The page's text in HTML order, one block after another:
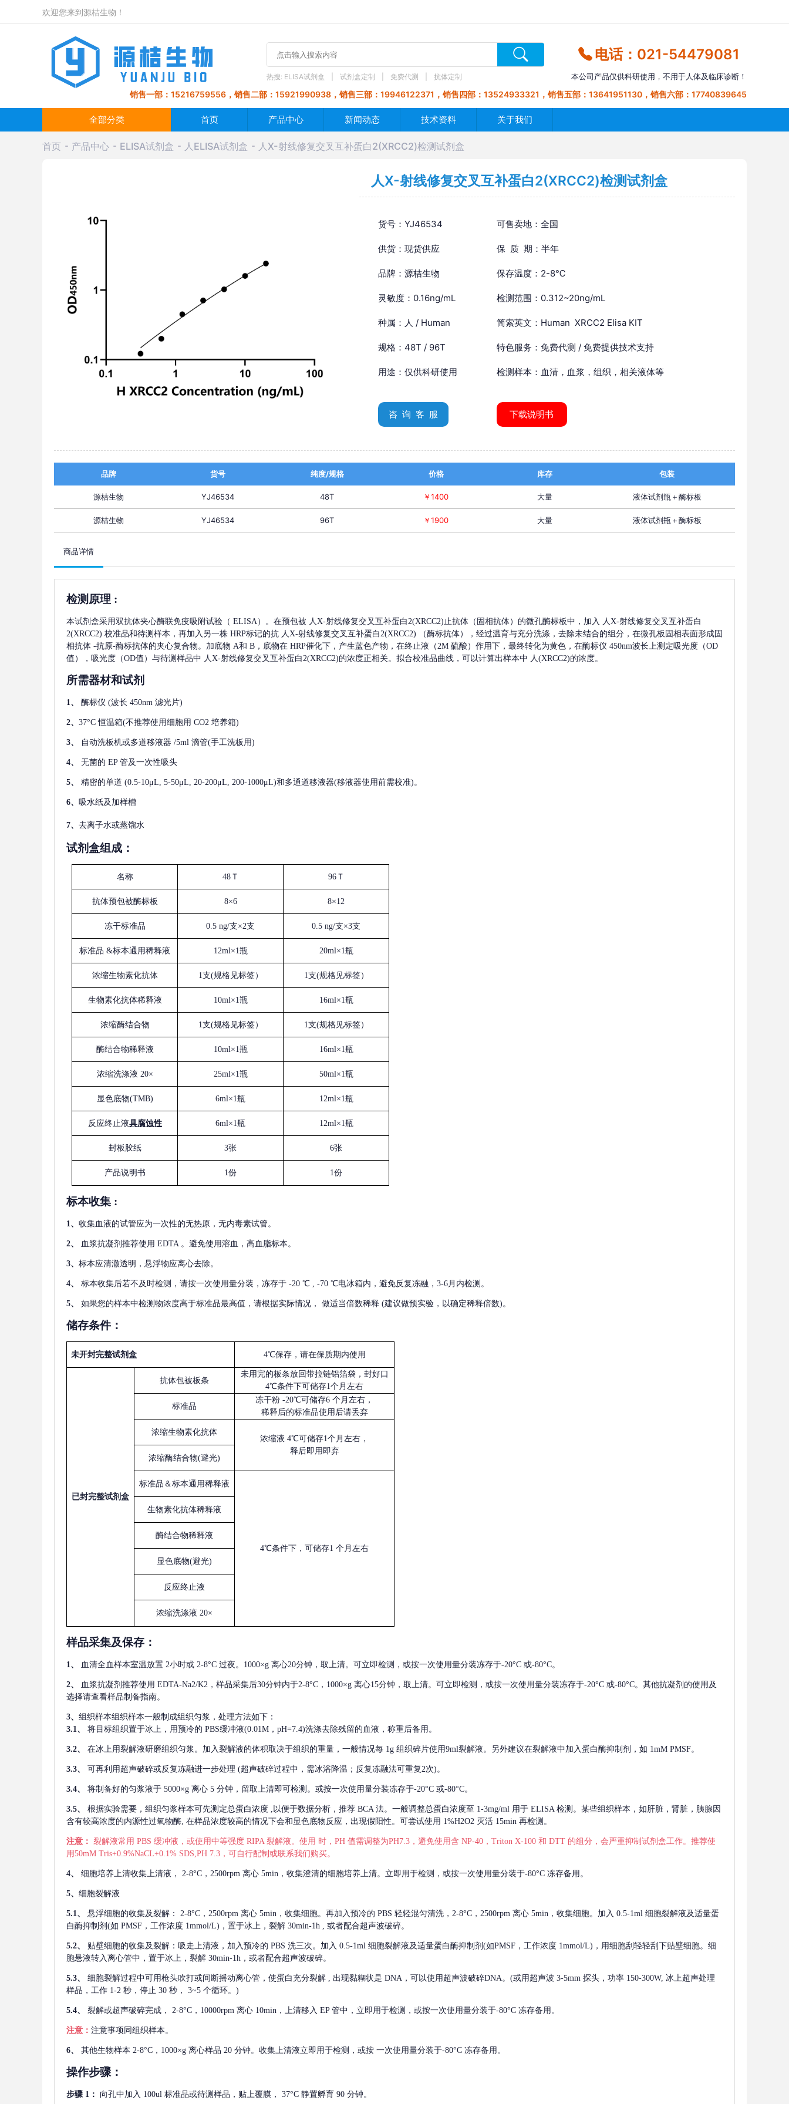
欢迎您来到源桔生物！
热搜: ELISA试剂盒 试剂盒定制 免费代测 抗体定制
电话：021-54479081
本公司产品仅供科研使用，不用于人体及临床诊断！
销售一部：15216759556，销售二部：15921990938，销售三部：19946122371，销售四部：13524933321，销售五部：13641951130，销售六部：17740839645
全部分类 首页 产品中心 新闻动态 技术资料 关于我们
首页 产品中心 ELISA试剂盒 人ELISA试剂盒 人X-射线修复交叉互补蛋白2(XRCC2)检测试剂盒
人X-射线修复交叉互补蛋白2(XRCC2)检测试剂盒
货号：YJ46534 可售卖地：全国
供货：现货供应 保 质 期：半年
品牌：源桔生物 保存温度：2-8℃
灵敏度：0.16ng/mL 检测范围：0.312~20ng/mL
种属：人 / Human 简索英文：Human XRCC2 Elisa KIT
规格：48T / 96T 特色服务：免费代测 / 免费提供技术支持
用途：仅供科研使用 检测样本：血清，血浆，组织，相关液体等
咨 询 客 服 下载说明书
品牌 货号 纯度/规格 价格 库存 包装
源桔生物 YJ46534 48T ￥1400 大量 液体试剂瓶＋酶标板
源桔生物 YJ46534 96T ￥1900 大量 液体试剂瓶＋酶标板
商品详情
检测原理 :
本试剂盒采用双抗体夹心酶联免疫吸附试验（ ELISA）。在预包被 人X-射线修复交叉互补蛋白2(XRCC2)止抗体（固相抗体）的微孔酶标板中，加入 人X-射线修复交叉互补蛋白
2(XRCC2) 校准品和待测样本，再加入另一株 HRP标记的抗 人X-射线修复交叉互补蛋白2(XRCC2)
（酶标抗体），经过温育与充分洗涤，去除未结合的组分，在微孔板固相表面形成固
相抗体 -抗原-酶标抗体的夹心复合物。加底物 A和 B，底物在 HRP催化下，产生蓝色产物，在终止液（2M 硫酸）作用下，最终转化为黄色，在酶标仪 450nm波长上测定吸光度（OD
值），吸光度（OD值）与待测样品中 人X-射线修复交叉互补蛋白2(XRCC2)的浓度正相关。拟合校准品曲线，可以计算出样本中 人(XRCC2)的浓度。
所需器材和试剂
1、 酶标仪 (波长 450nm 滤光片)
2、 37°C 恒温箱(不推荐使用细胞用 CO2 培养箱)
3、 自动洗板机或多道移液器 /5ml 滴管(手工洗板用)
4、 无菌的 EP 管及一次性吸头
5、 精密的单道 (0.5-10μL, 5-50μL, 20-200μL, 200-1000μL)和多通道移液器(移液器使用前需校准)。
6、 吸水纸及加样槽
7、 去离子水或蒸馏水
试剂盒组成：
名称 48Ｔ 96Ｔ
抗体预包被酶标板 8×6 8×12
冻干标准品 0.5 ng/支×2支 0.5 ng/支×3支
标准品 &标本通用稀释液 12ml×1瓶 20ml×1瓶
浓缩生物素化抗体 1支(规格见标签） 1支(规格见标签）
生物素化抗体稀释液 10ml×1瓶 16ml×1瓶
浓缩酶结合物 1支(规格见标签） 1支(规格见标签）
酶结合物稀释液 10ml×1瓶 16ml×1瓶
浓缩洗涤液 20× 25ml×1瓶 50ml×1瓶
显色底物(TMB) 6ml×1瓶 12ml×1瓶
反应终止液具腐蚀性 6ml×1瓶 12ml×1瓶
封板胶纸 3张 6张
产品说明书 1份 1份
标本收集 :
1、 收集血液的试管应为一次性的无热原，无内毒素试管。
2、 血浆抗凝剂推荐使用 EDTA 。避免使用溶血，高血脂标本。
3、 标本应清澈透明，悬浮物应离心去除。
4、 标本收集后若不及时检测，请按一次使用量分装，冻存于 -20 ℃ , -70 ℃电冰箱内，避免反复冻融，3-6月内检测。
5、 如果您的样本中检测物浓度高于标准品最高值，请根据实际情况， 做适当倍数稀释 (建议做预实验，以确定稀释倍数)。
储存条件：
未开封完整试剂盒 4℃保存，请在保质期内使用
已封完整试剂盒
抗体包被板条
未用完的板条放回带拉链铝箔袋，封好口
4℃条件下可储存1个月左右
标准品
冻干粉 -20℃可储存6 个月左右，
稀释后的标准品使用后请丢弃
浓缩生物素化抗体
浓缩液 4℃可储存1个月左右，
释后即用即弃
浓缩酶结合物(避光)
标准品＆标本通用稀释液
4℃条件下，可储存1 个月左右
生物素化抗体稀释液
酶结合物稀释液
显色底物(避光)
反应终止液
浓缩洗涤液 20×
样品采集及保存 ：
1、 血清全血样本室温放置 2小时或 2-8°C 过夜。1000×g 离心20分钟，取上清。可立即检测，或按一次使用量分装冻存于-20°C 或-80°C。
2、 血浆抗凝剂推荐使用 EDTA-Na2/K2，样品采集后30分钟内于2-8°C，1000×g 离心15分钟，取上清。可立即检测，或按一次使用量分装冻存于-20°C 或-80°C。其他抗凝剂的使用及
选择请查看样品制备指南。
3、 组织样本组织样本一般制成组织匀浆，处理方法如下：
3.1、
将目标组织置于冰上，用预冷的 PBS缓冲液(0.01M，pH=7.4)洗涤去除残留的血液，称重后备用。
3.2、 在冰上用裂解液研磨组织匀浆。加入裂解液的体积取决于组织的重量，一般情况每 1g 组织碎片使用9ml裂解液。另外建议在裂解液中加入蛋白酶抑制剂，如 1mM PMSF。
3.3、 可再利用超声破碎或反复冻融进一步处理 (超声破碎过程中，需冰浴降温；反复冻融法可重复2次)。
3.4、 将制备好的匀浆液于 5000×g 离心 5 分钟，留取上清即可检测。或按一次使用量分装冻存于-20°C 或-80°C。
3.5、 根据实验需要，组织匀浆样本可先测定总蛋白浓度 ,以便于数据分析，推荐 BCA 法。一般调整总蛋白浓度至 1-3mg/ml 用于 ELISA 检测。某些组织样本，如肝脏，肾脏，胰腺因
含有较高浓度的内源性过氧物酶, 在样品浓度较高的情况下会和显色底物反应，出现假阳性。可尝试使用 1%H2O2 灭活 15min 再检测。
注意： 裂解液常用 PBS 缓冲液，或使用中等强度 RIPA 裂解液。使用 时，PH 值需调整为PH7.3，避免使用含 NP-40，Triton X-100 和 DTT 的组分，会严重抑制试剂盒工作。推荐使
用50mM Tris+0.9%NaCL+0.1% SDS,PH 7.3，可自行配制或联系我们购买。
4、 细胞培养上清收集上清液， 2-8°C，2500rpm 离心 5min，收集澄清的细胞培养上清。立即用于检测，或按一次使用量分装于-80°C 冻存备用。
5、 细胞裂解液
5.1、 悬浮细胞的收集及裂解：
2-8°C，2500rpm 离心 5min，收集细胞。再加入预冷的 PBS 轻轻混匀清洗，2-8°C，2500rpm 离心 5min，收集细胞。加入 0.5-1ml 细胞裂解液及适量蛋
白酶抑制剂(如 PMSF，工作浓度 1mmol/L)，置于冰上，裂解 30min-1h , 或者配合超声波破碎。
5.2、 贴壁细胞的收集及裂解：吸走上清液，加入预冷的 PBS 洗三次。加入 0.5-1ml 细胞裂解液及适量蛋白酶抑制剂(如PMSF，工作浓度 1mmol/L)，用细胞刮轻轻刮下贴壁细胞。细
胞悬液转入离心管中，置于冰上，裂解 30min-1h，或者配合超声波破碎。
5.3、 细胞裂解过程中可用枪头吹打或间断摇动离心管，使蛋白充分裂解 , 出现黏糊状是 DNA，可以使用超声波破碎DNA。(或用超声波 3-5mm 探头，功率 150-300W, 冰上超声处理
样品，工作 1-2 秒，停止 30 秒， 3~5 个循环。)
5.4、 裂解或超声破碎完成， 2-8°C，10000rpm 离心 10min，上清移入 EP 管中，立即用于检测，或按一次使用量分装于-80°C 冻存备用。
注意： 注意事项同组织样本。
6、 其他生物样本 2-8°C，1000×g 离心样品 20 分钟。收集上清液立即用于检测，或按 一次使用量分装于-80°C 冻存备用。
操作步骤：
步骤 1： 向孔中加入 100ul 标准品或待测样品，贴上覆膜， 37°C 静置孵育 90 分钟。